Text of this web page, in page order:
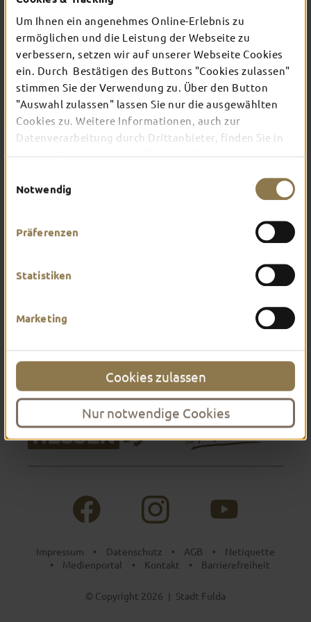
Um Ihnen ein angenehmes Online-Erlebnis zu
ermöglichen und die Leistung der Webseite zu
verbessern, setzen wir auf unserer Webseite Cookies
ein. Durch Bestätigen des Buttons "Cookies zulassen"
stimmen Sie der Verwendung zu. Über den Button
"Auswahl zulassen" lassen Sie nur die ausgewählten
Cookies zu. Weitere Informationen, auch zur
Datenverarbeitung durch Drittanbieter, finden Sie in
Notwendig
Präferenzen
Statistiken
Marketing
Cookies zulassen
Nur notwendige Cookies
Bist du bereit für einen unvergesslichen
Aufenthalt in der schönsten Barockstadt
Hessens? Wir haben für dich eine handverlesene
Auswahl an charmanten Hotels in Fulda
zusammengestellt, die den Geist nicht nur
barocker Zeiten perfekt einfangen. Finde die
perfekte Unterkunft für deine Bedürfnisse – egal
ob du geschäftlich unterwegs bist oder Urlaub
machst.
Impressum • Datenschutz • AGB •
Netiquette
•
Medienportal • Kontakt • Barrierefreiheit
© Copyright 2026 | Stadt Fulda